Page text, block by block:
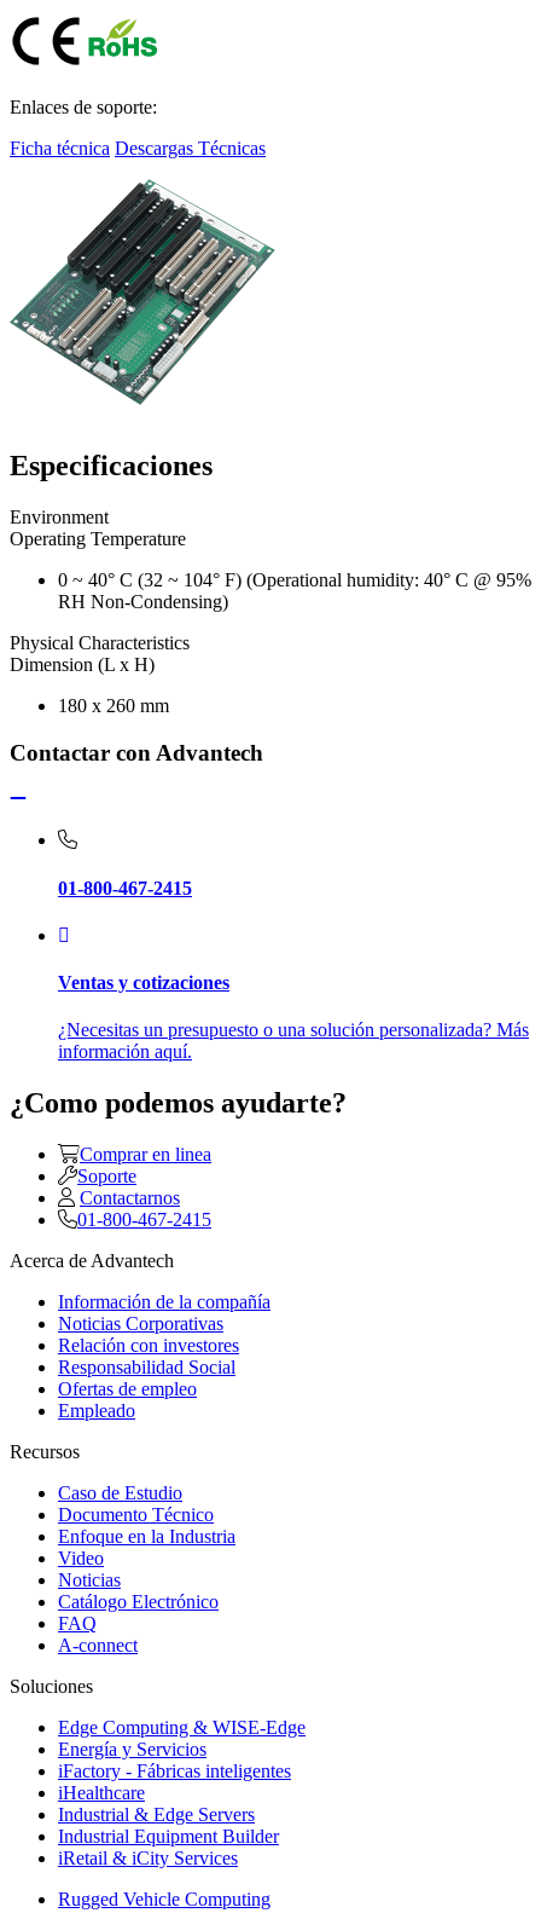
Enlaces de soporte:
Ficha técnica Descargas Técnicas
Especificaciones
Environment
Operating Temperature
0 ~ 40° C (32 ~ 104° F) (Operational humidity: 40° C @ 95%
RH Non-Condensing)
Physical Characteristics
Dimension (L x H)
180 x 260 mm
Contactar con Advantech
01-800-467-2415
Ventas y cotizaciones
¿Necesitas un presupuesto o una solución personalizada? Más
información aquí.
¿Como podemos ayudarte?
Comprar en linea
Soporte
Contactarnos
01-800-467-2415
Acerca de Advantech
Información de la compañía
Noticias Corporativas
Relación con investores
Responsabilidad Social
Ofertas de empleo
Empleado
Recursos
Caso de Estudio
Documento Técnico
Enfoque en la Industria
Video
Noticias
Catálogo Electrónico
FAQ
A-connect
Soluciones
Edge Computing & WISE-Edge
Energía y Servicios
iFactory - Fábricas inteligentes
iHealthcare
Industrial & Edge Servers
Industrial Equipment Builder
iRetail & iCity Services
Rugged Vehicle Computing